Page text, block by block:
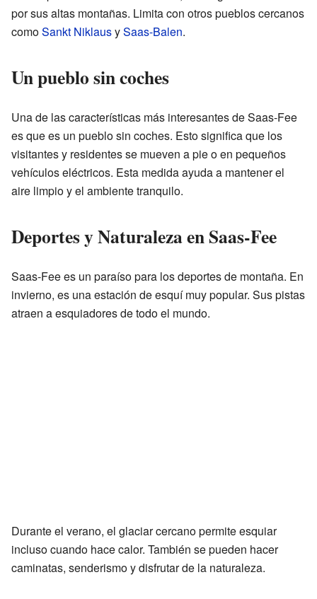
por sus altas montañas. Limita con otros pueblos cercanos
comoSankt NiklausySaas-Balen.
Un pueblo sin coches
Una de las características más interesantes de Saas-Fee
es que es un pueblo sin coches. Esto significa que los
visitantes y residentes se mueven a pie o en pequeños
vehículos eléctricos. Esta medida ayuda a mantener el
aire limpio y el ambiente tranquilo.
Deportes y Naturaleza en Saas-Fee
Saas-Fee es un paraíso para los deportes de montaña. En
invierno, es una estación de esquí muy popular. Sus pistas
atraen a esquiadores de todo el mundo.
Durante el verano, el glaciar cercano permite esquiar
incluso cuando hace calor. También se pueden hacer
caminatas, senderismo y disfrutar de la naturaleza.